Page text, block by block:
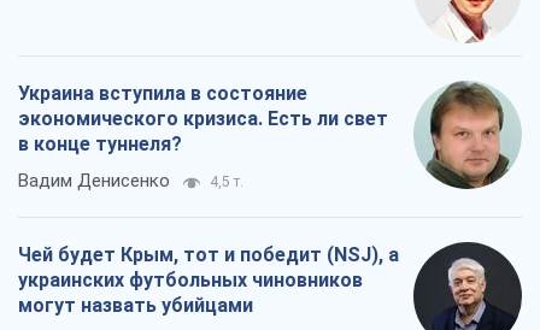
Украина вступила в состояние
экономического кризиса. Есть ли свет
в конце туннеля?
Вадим Денисенко 4,5 т.
Чей будет Крым, тот и победит (NSJ), а
украинских футбольных чиновников
могут назвать убийцами